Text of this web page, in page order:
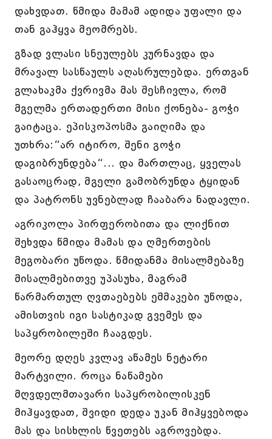
დახვდათ. წმიდა მამამ ადიდა უფალი და
თან გაჰყვა მეომრებს.
გზად ვლასი სნეულებს კურნავდა და
მრავალ სასწაულს აღასრულებდა. ერთგან
გლახაკმა ქვრივმა მას შესჩივლა, რომ
მგელმა ერთადერთი მისი ქონება- გოჭი
გაიტაცა. ეპისკოპოსმა გაიღიმა და
უთხრა:“არ იტირო, შენი გოჭი
დაგიბრუნდება“... და მართლაც, ყველას
გასაოცრად, მგელი გამობრუნდა ტყიდან
და პატრონს უვნებლად ჩააბარა ნადავლი.
აგრიკოლა პირფერობითა და ლიქნით
შეხვდა წმიდა მამას და ღმერთების
მეგობარი უწოდა. წმიდანმა მისალმებაზე
მისალმებითვე უპასუხა, მაგრამ
წარმართულ ღვთაებებს ეშმაკები უწოდა,
ამისთვის იგი სასტიკად გვემეს და
საპყრობილეში ჩააგდეს.
მეორე დღეს კვლავ აწამეს ნეტარი
მარტვილი. როცა ნაწამები
მღვდელმთავარი საპყრობილისკენ
მიჰყავდათ, შვიდი დედა უკან მიჰყვებოდა
მას და სისხლის წვეთებს აგროვებდა.